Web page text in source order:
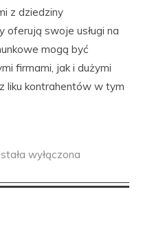
z dziedziny
oferują swoje usługi na
mogą być
firmami, jak i dużymi
liku kontrahentów w tym
wyłączona